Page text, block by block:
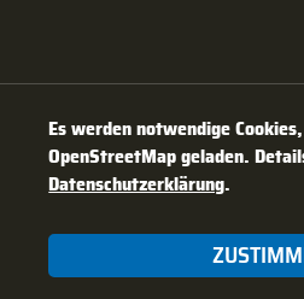
Es werden notwendige
OpenStreetMap geladen.
Datenschutzerklärung.